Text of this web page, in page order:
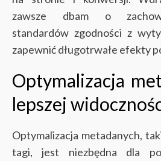
zawsze dbam o
standardów zgodności z
zapewnić długotrwałe efekty
Optymalizacja
lepszej
Optymalizacja metadanych,
tagi, jest niezbędna dla